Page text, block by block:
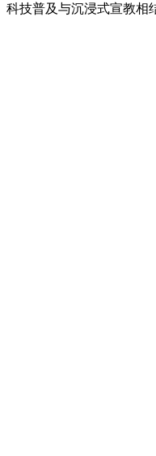
科技普及与沉浸式宣教相